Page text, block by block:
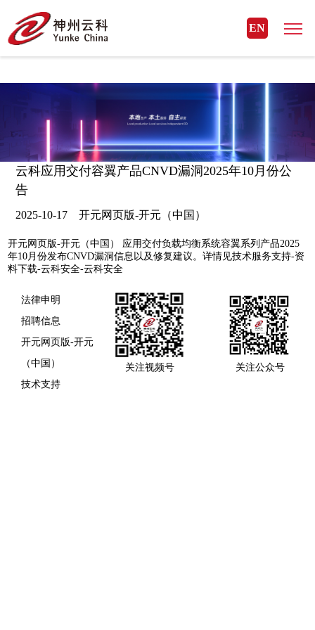
开元网页版
EN
云科应用交付容翼产品CNVD漏洞2025年10月份公
告
2025-10-17 开元网页版-开元（中国）
开元网页版-开元（中国） 应用交付负载均衡系统容翼系列产品2025
年10月份发布CNVD漏洞信息以及修复建议。详情见技术服务支持-资
料下载-云科安全-云科安全
法律申明
招聘信息
开元网页版-开元
（中国）
技术支持
关注视频号 关注公众号